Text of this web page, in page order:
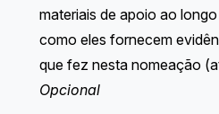
materiais de apoio ao
como eles fornecem
que fez nesta nomeação
Opcional